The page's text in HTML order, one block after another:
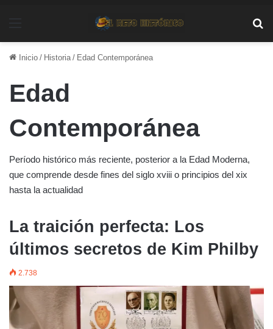
Inicio / Historia / Edad Contemporánea
Edad
Contemporánea
Período histórico más reciente, posterior a la Edad Moderna,
que comprende desde fines del siglo xviii o principios del xix
hasta la actualidad
La traición perfecta: Los
últimos secretos de Kim Philby
2.738